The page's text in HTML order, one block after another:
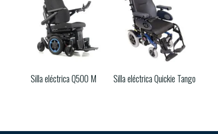
Silla eléctrica Q500 M Silla eléctrica Quickie Tango